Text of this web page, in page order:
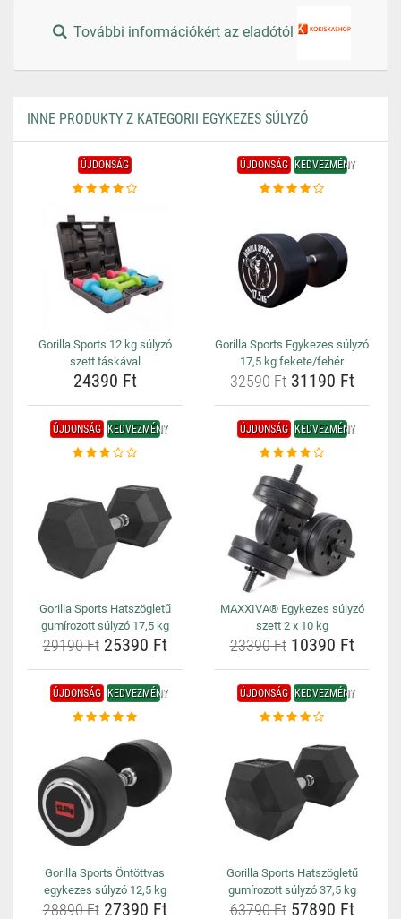
További információkért az eladótól
INNE PRODUKTY Z KATEGORII EGYKEZES SÚLYZÓ
ÚJDONSÁG
Gorilla Sports 12 kg súlyzó
szett táskával
24390 Ft
ÚJDONSÁG KEDVEZMÉNY
Gorilla Sports Egykezes súlyzó
17,5 kg fekete/fehér
32590 Ft31190 Ft
ÚJDONSÁG KEDVEZMÉNY
Gorilla Sports Hatszögletű
gumírozott súlyzó 17,5 kg
29190 Ft25390 Ft
ÚJDONSÁG KEDVEZMÉNY
MAXXIVA® Egykezes súlyzó
szett 2 x 10 kg
23390 Ft10390 Ft
ÚJDONSÁG KEDVEZMÉNY
Gorilla Sports Öntöttvas
egykezes súlyzó 12,5 kg
28890 Ft27390 Ft
ÚJDONSÁG KEDVEZMÉNY
Gorilla Sports Hatszögletű
gumírozott súlyzó 37,5 kg
63790 Ft57890 Ft